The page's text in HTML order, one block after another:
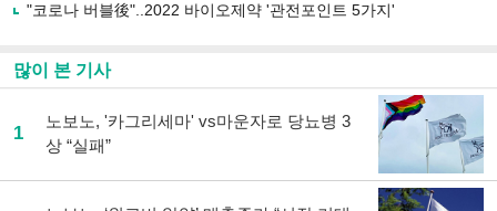
"코로나 버블後"..2022 바이오제약 '관전포인트 5가지'
많이 본 기사
1
노보노, '카그리세마' vs마운자로 당뇨병 3
상 “실패”